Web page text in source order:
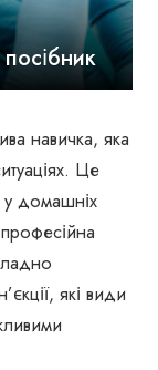
навичка, яка
Це
у домашніх
які види